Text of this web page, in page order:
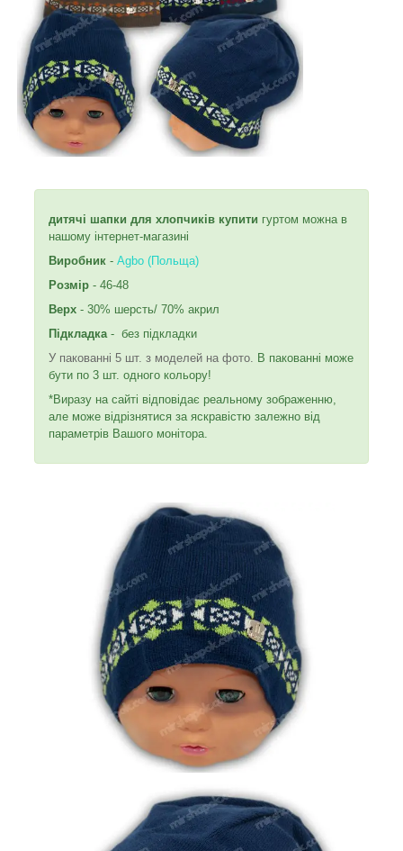
дитячі шапки для хлопчиків купити гуртом можна в
нашому інтернет-магазині
Виробник - Agbo (Польща)
Розмір - 46-48
Верх - 30% шерсть/ 70% акрил
Підкладка - без підкладки
У пакованні 5 шт. з моделей на фото.
В пакованні може
бути по 3 шт. одного кольору!
*Виразу на сайті відповідає реальному зображенню,
але може відрізнятися за яскравістю залежно від
параметрів Вашого монітора.